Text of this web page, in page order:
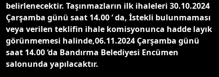
belirlenecektir. Taşınmazların ilk ihaleleri 30.10.2024
Çarşamba günü saat 14.00 ‘ da, İstekli bulunmaması
veya verilen teklifin ihale komisyonunca hadde layık
görünmemesi halinde,06.11.2024 Çarşamba günü
saat 14.00 ‘da Bandırma Belediyesi Encümen
salonunda yapılacaktır.